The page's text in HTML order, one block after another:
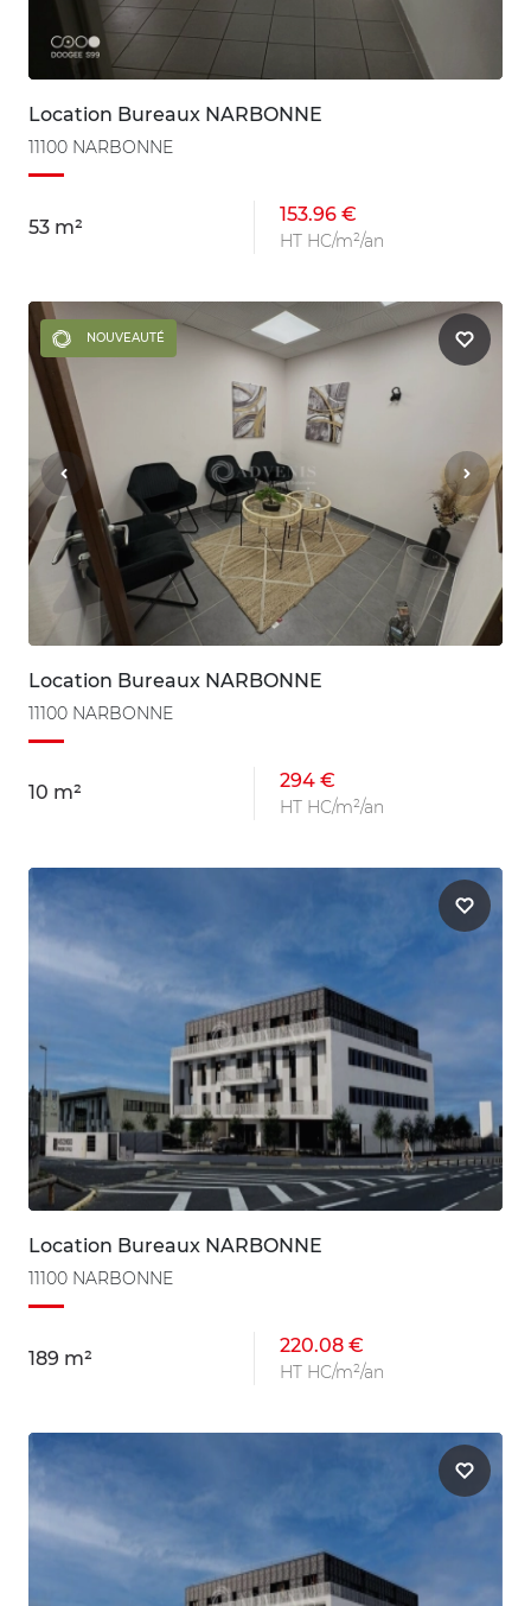
Location Bureaux NARBONNE
11100 NARBONNE
53 m²
153.96 €
HT HC/m²/an
NOUVEAUTÉ
Location Bureaux NARBONNE
11100 NARBONNE
10 m²
294 €
HT HC/m²/an
Location Bureaux NARBONNE
11100 NARBONNE
189 m²
220.08 €
HT HC/m²/an